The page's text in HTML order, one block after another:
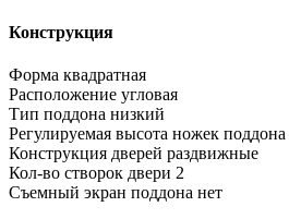
Конструкция
Форма квадратная
Расположение угловая
Тип поддона низкий
Регулируемая высота ножек поддона
Конструкция дверей раздвижные
Кол-во створок двери 2
Съемный экран поддона нет